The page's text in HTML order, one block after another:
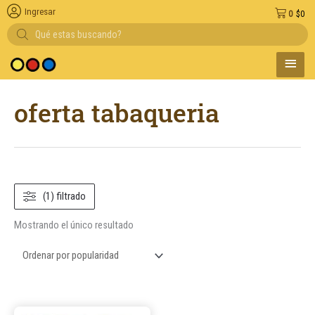
Búsqueda
de
productos
de pago
$0
0
Ingresar
MENÚ
oferta tabaqueria
(1) filtrado
Mostrando el único resultado